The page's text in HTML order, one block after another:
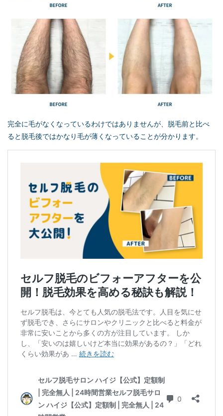
完全に毛がなくなっているわけではありませんが、脱毛前と比べ
ると脱毛後ではかなり毛が薄くなっていることが分かります。